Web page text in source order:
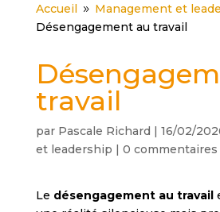
Accueil 9 Management et
Désengagement au travail
travail
par Pascale Richard | 16/02/
et leadership | 0 commentaires
Le désengagement au travail